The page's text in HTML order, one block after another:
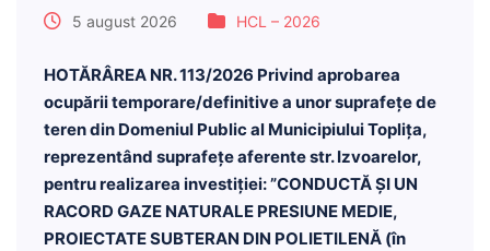
5 august 2026 HCL – 2026
HOTĂRÂREA NR. 113/2026 Privind aprobarea
ocupării temporare/definitive a unor suprafețe de
teren din Domeniul Public al Municipiului Toplița,
reprezentând suprafețe aferente str. Izvoarelor,
pentru realizarea investiției: ”CONDUCTĂ ȘI UN
RACORD GAZE NATURALE PRESIUNE MEDIE,
PROIECTATE SUBTERAN DIN POLIETILENĂ (în